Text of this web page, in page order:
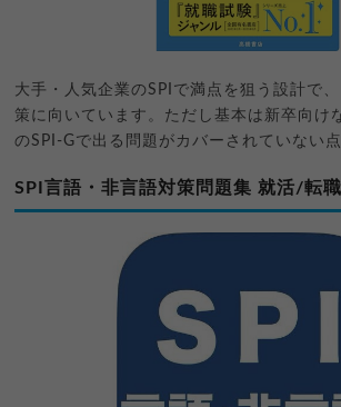
大手・人気企業のSPIで満点を狙う設計で
策に向いています。ただし基本は新卒向け
のSPI-Gで出る問題がカバーされていない
SPI言語・非言語対策問題集 就活/転